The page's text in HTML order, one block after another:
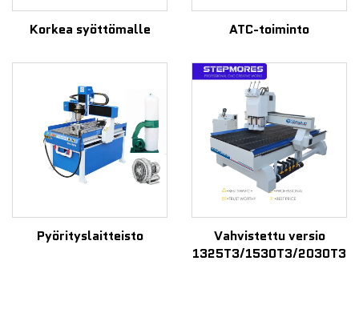
Korkea syöttömalle ATC-toiminto
Pyörityslaitteisto
Vahvistettu versio
1325T3/1530T3/2030T3